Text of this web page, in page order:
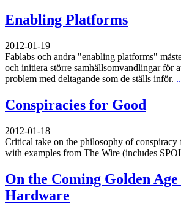
Enabling Platforms
2012-01-19
Fablabs och andra "enabling platforms"
och initiera större samhällsomvandlingar för
problem med deltagande som de ställs inför.
Conspiracies for Good
2012-01-18
Critical take on the philosophy of conspiracy
with examples from The Wire (includes
On the Coming Golden
Hardware